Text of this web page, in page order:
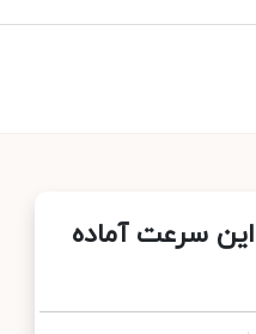
سرعت آماده